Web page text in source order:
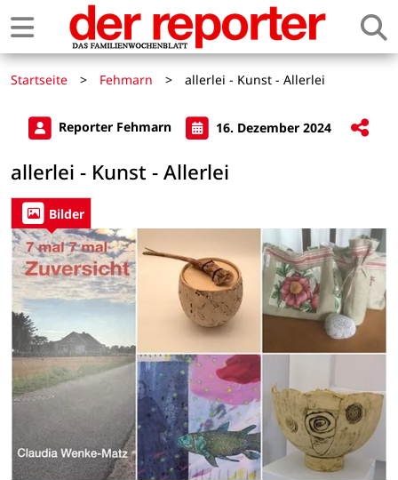
Startseite > Fehmarn > allerlei - Kunst - Allerlei
Reporter Fehmarn 16. Dezember 2024
allerlei - Kunst - Allerlei
Bilder